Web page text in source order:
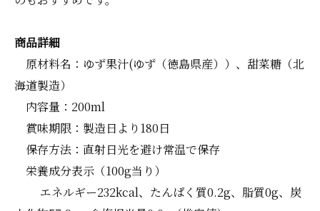
商品詳細
原材料名：ゆず果汁(ゆず（徳島県産））、甜菜糖（北
海道製造）
内容量：200ml
賞味期限：製造日より180日
保存方法：直射日光を避け常温で保存
栄養成分表示（100g当り）
エネルギー232kcal、たんぱく質0.2g、脂質0g、炭